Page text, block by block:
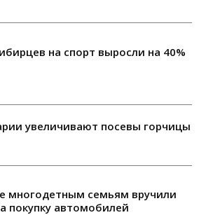
на спорт выросли на 40%
увеличивают посевы горчицы
многодетным семьям вручили
покупку автомобилей